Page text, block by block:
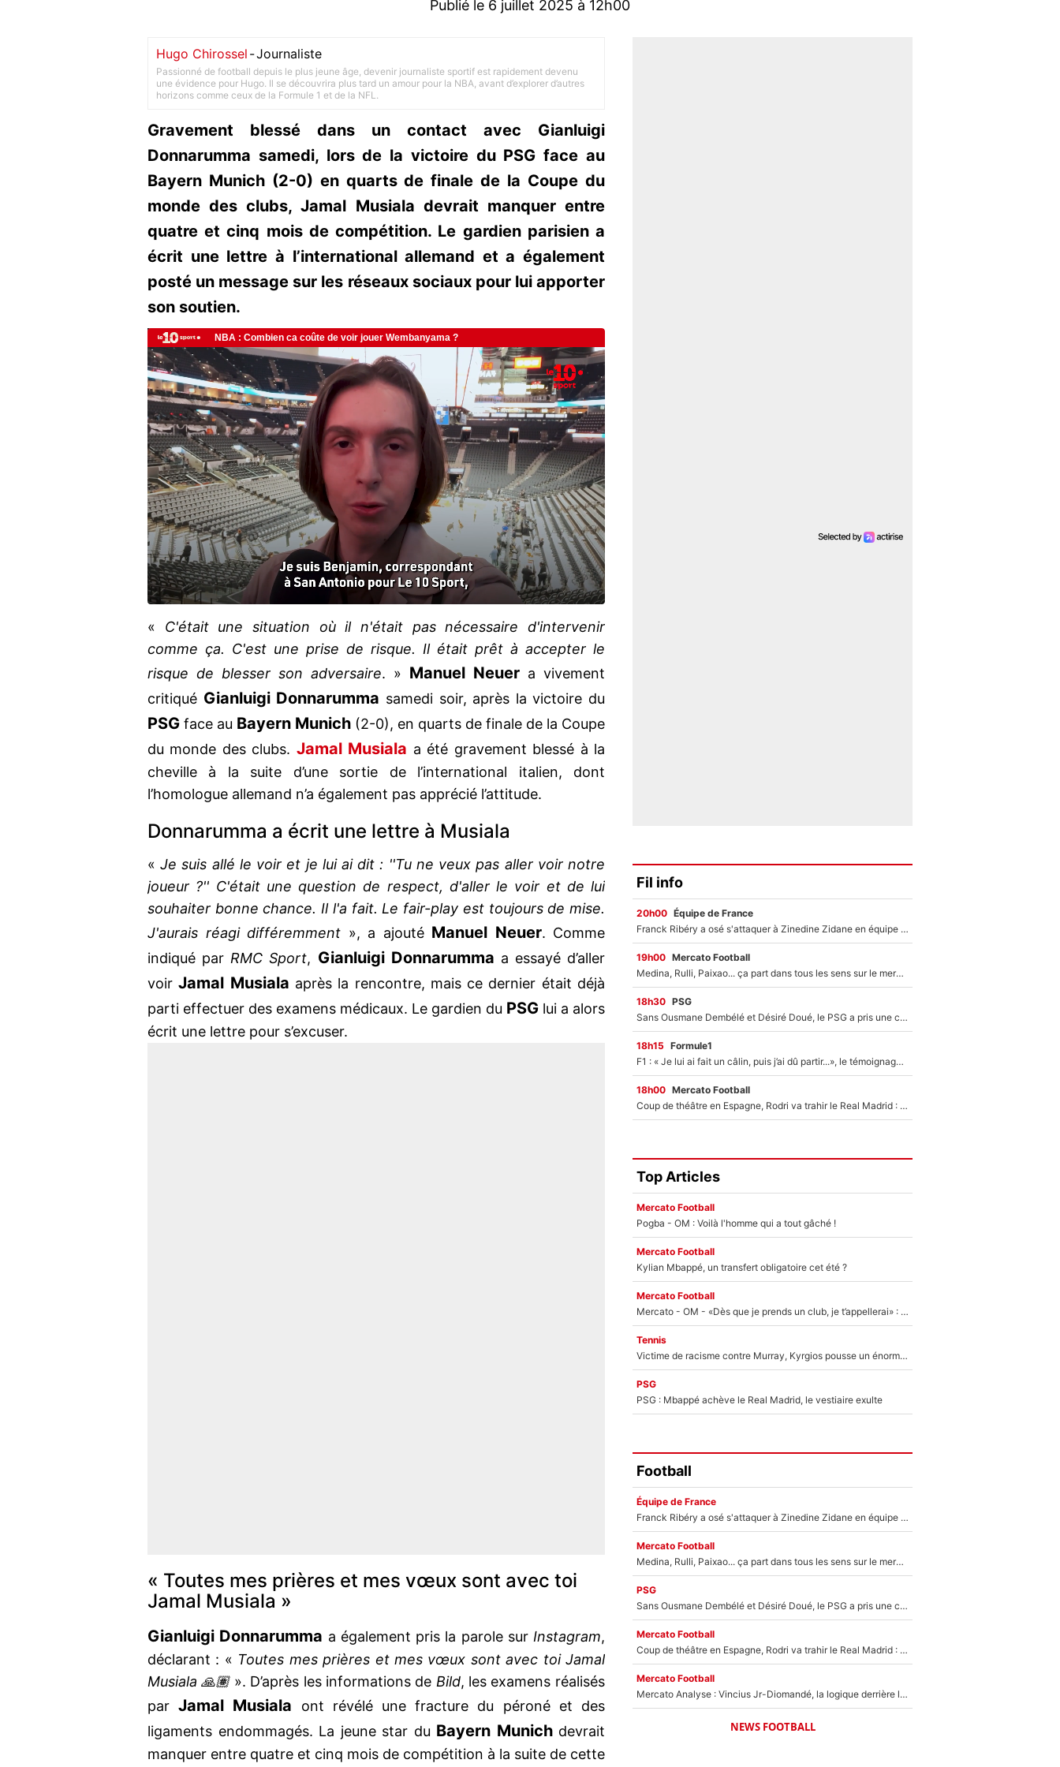
Publié le 6 juillet 2025 à 12h00
Hugo Chirossel -Journaliste
Passionné de football depuis le plus jeune âge, devenir journaliste sportif est rapidement devenu
une évidence pour Hugo. Il se découvrira plus tard un amour pour la NBA, avant d’explorer d’autres
horizons comme ceux de la Formule 1 et de la NFL.
Gravement blessé dans un contact avec Gianluigi
Donnarumma samedi, lors de la victoire du PSG face au
Bayern Munich (2-0) en quarts de finale de la Coupe du
monde des clubs, Jamal Musiala devrait manquer entre
quatre et cinq mois de compétition. Le gardien parisien a
écrit une lettre à l’international allemand et a également
posté un message sur les réseaux sociaux pour lui apporter
son soutien.
« C'était une situation où il n'était pas nécessaire d'intervenir
comme ça. C'est une prise de risque. Il était prêt à accepter le
risque de blesser son adversaire. » Manuel Neuer a vivement
critiqué Gianluigi Donnarumma samedi soir, après la victoire du
PSG face au Bayern Munich (2-0), en quarts de finale de la Coupe
du monde des clubs. Jamal Musiala a été gravement blessé à la
cheville à la suite d’une sortie de l’international italien, dont
l’homologue allemand n’a également pas apprécié l’attitude.
Donnarumma a écrit une lettre à Musiala
« Je suis allé le voir et je lui ai dit : ''Tu ne veux pas aller voir notre
joueur ?'' C'était une question de respect, d'aller le voir et de lui
souhaiter bonne chance. Il l'a fait. Le fair-play est toujours de mise.
J'aurais réagi différemment », a ajouté Manuel Neuer. Comme
indiqué parRMC Sport, Gianluigi Donnarumma a essayé d’aller
voirJamal Musiala après la rencontre, mais ce dernier était déjà
parti effectuer des examens médicaux. Le gardien du PSG lui a alors
écrit une lettre pour s’excuser.
« Toutes mes prières et mes vœux sont avec toi
Jamal Musiala »
Gianluigi Donnarumma a également pris la parole sur Instagram,
déclarant : « Toutes mes prières et mes vœux sont avec toi Jamal
Musiala 🙏🏽». D’après les informations de Bild, les examens réalisés
parJamal Musiala ont révélé une fracture du péroné et des
ligaments endommagés. La jeune star du Bayern Munichdevrait
manquer entre quatre et cinq mois de compétition à la suite de cette
Fil info
20h00 Équipe de France
Franck Ribéry a osé s'attaquer à Zinedine Zidane en équipe de France : «Je n'aurais jamais fait ça»
19h00 Mercato Football
Medina, Rulli, Paixao... ça part dans tous les sens sur le mercato de l'OM : Frank McCourt va enfin récupérer l'argent qu'il attend ?
18h30 PSG
Sans Ousmane Dembélé et Désiré Doué, le PSG a pris une correction face à Majorque : Luis Enrique attend avec impatience des renforts !
18h15 Formule1
F1 : « Je lui ai fait un câlin, puis j’ai dû partir...», le témoignage émouvant de Max Verstappen sur sa fille
18h00 Mercato Football
Coup de théâtre en Espagne, Rodri va trahir le Real Madrid : Le Ballon d'Or a choisi de signer au FC Barcelone !
Top Articles
Mercato Football
Pogba - OM : Voilà l'homme qui a tout gâché !
Mercato Football
Kylian Mbappé, un transfert obligatoire cet été ?
Mercato Football
Mercato - OM - «Dès que je prends un club, je t’appellerai» : La promesse de Marcelino au moment de claquer la porte
Tennis
Victime de racisme contre Murray, Kyrgios pousse un énorme coup de gueule !
PSG
PSG : Mbappé achève le Real Madrid, le vestiaire exulte
Football
Équipe de France
Franck Ribéry a osé s'attaquer à Zinedine Zidane en équipe de France : «Je n'aurais jamais fait ça»
Mercato Football
Medina, Rulli, Paixao... ça part dans tous les sens sur le mercato de l'OM : Frank McCourt va enfin récupérer l'argent qu'il attend ?
PSG
Sans Ousmane Dembélé et Désiré Doué, le PSG a pris une correction face à Majorque : Luis Enrique attend avec impatience des renforts !
Mercato Football
Coup de théâtre en Espagne, Rodri va trahir le Real Madrid : Le Ballon d'Or a choisi de signer au FC Barcelone !
Mercato Football
Mercato Analyse : Vincius Jr-Diomandé, la logique derrière la concordance des temps
NEWS FOOTBALL